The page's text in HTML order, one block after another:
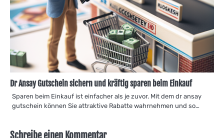
Dr Ansay Gutschein sichern und kräftig sparen beim Einkauf
Sparen beim Einkauf ist einfacher als je zuvor. Mit dem dr ansay
gutschein können Sie attraktive Rabatte wahrnehmen und so…
Schreibe einen Kommentar